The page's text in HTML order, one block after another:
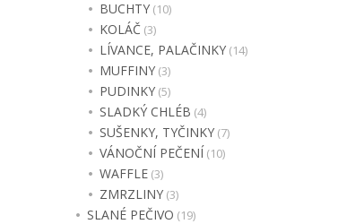
BUCHTY (10)
KOLÁČ (3)
LÍVANCE, PALAČINKY (14)
MUFFINY (3)
PUDINKY (5)
SLADKÝ CHLÉB (4)
SUŠENKY, TYČINKY (7)
VÁNOČNÍ PEČENÍ (10)
WAFFLE (3)
ZMRZLINY (3)
SLANÉ PEČIVO (19)